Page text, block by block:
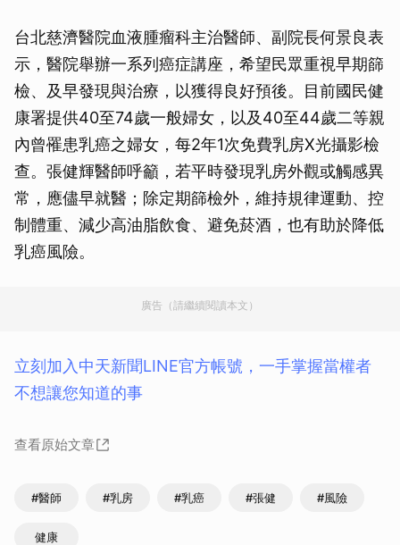
台北慈濟醫院血液腫瘤科主治醫師、副院長何景良表
示，醫院舉辦一系列癌症講座，希望民眾重視早期篩
檢、及早發現與治療，以獲得良好預後。目前國民健
康署提供40至74歲一般婦女，以及40至44歲二等親
內曾罹患乳癌之婦女，每2年1次免費乳房X光攝影檢
查。張健輝醫師呼籲，若平時發現乳房外觀或觸感異
常，應儘早就醫；除定期篩檢外，維持規律運動、控
制體重、減少高油脂飲食、避免菸酒，也有助於降低
乳癌風險。
廣告（請繼續閱讀本文）
立刻加入中天新聞LINE官方帳號，一手掌握當權者
不想讓您知道的事
查看原始文章
#醫師 #乳房 #乳癌 #張健 #風險
健康